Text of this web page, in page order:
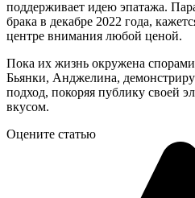
поддерживает идею эпатажа.
брака в декабре 2022 года,
центре внимания любой ценой.
Пока их жизнь окружена
Бьянки, Анджелина,
подход, покоряя публику своей
вкусом.
Оцените статью